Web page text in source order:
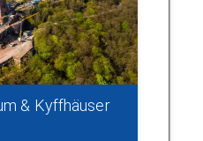
& Kyffhäuser